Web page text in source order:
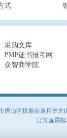
式
采购文库
PMP证书报考网
众智商学院
房山区拱辰街道月华
官方直属报